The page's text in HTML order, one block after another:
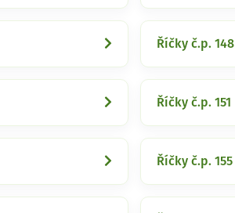
Říčky č.p. 148
Říčky č.p. 151
Říčky č.p. 155